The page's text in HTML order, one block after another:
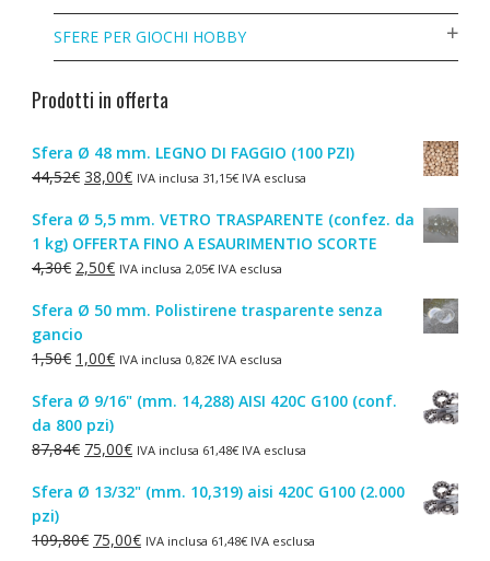
SFERE PER GIOCHI HOBBY
Prodotti in offerta
Sfera Ø 48 mm. LEGNO DI FAGGIO (100 PZI)
44,52€ Il
originale
era:
44,52€.
38,00€Il
attuale
è:
38,00€.
IVA inclusa 31,15€IVA esclusa
Sfera Ø 5,5 mm. VETRO TRASPARENTE (confez. da
1 kg) OFFERTA FINO A ESAURIMENTIO SCORTE
4,30€ Il
originale
era:
4,30€.
2,50€Il
attuale
2,50€.
IVA inclusa 2,05€IVA esclusa
Sfera Ø 50 mm. Polistirene trasparente senza
gancio
1,50€ Il
originale
era:
1,50€.
1,00€Il
attuale
è:
1,00€.
IVA inclusa 0,82€IVA esclusa
Sfera Ø 9/16" (mm. 14,288) AISI 420C G100 (conf.
da 800 pzi)
87,84€ Il
originale
87,84€.
75,00€Il
attuale
75,00€.
IVA inclusa 61,48€IVA esclusa
Sfera Ø 13/32" (mm. 10,319) aisi 420C G100 (2.000
pzi)
109,80€ Il
75,00€IlIVA inclusa 61,48€IVA esclusa